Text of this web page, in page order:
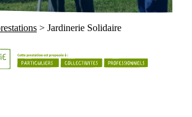
> Jardinerie Solidaire